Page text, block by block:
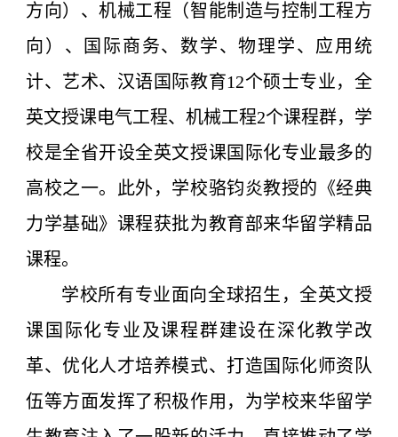
方向）、机械工程（智能制造与控制工程方
向）、国际商务、数学、物理学、应用统
计、艺术、汉语国际教育12个硕士专业，全
英文授课电气工程、机械工程2个课程群，学
校是全省开设全英文授课国际化专业最多的
高校之一。此外，学校骆钧炎教授的《经典
力学基础》课程获批为教育部来华留学精品
课程。
学校所有专业面向全球招生，全英文授
课国际化专业及课程群建设在深化教学改
革、优化人才培养模式、打造国际化师资队
伍等方面发挥了积极作用，为学校来华留学